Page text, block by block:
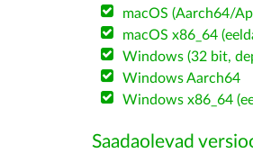
macOS (Aarch64/
macOS x86_64
Windows (32 bit,
Windows Aarch64
Windows x86_64
Saadaolevad